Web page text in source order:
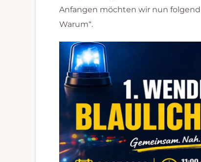
Anfangen möchten wir nun
Warum“.